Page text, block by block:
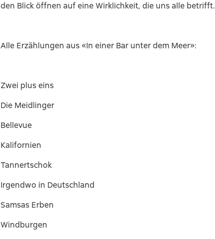
den Blick öffnen auf eine Wirklichkeit, die uns alle betrifft.
Alle Erzählungen aus «In einer Bar unter dem Meer»:
Zwei plus eins
Die Meidlinger
Bellevue
Kalifornien
Tannertschok
Irgendwo in Deutschland
Samsas Erben
Windburgen